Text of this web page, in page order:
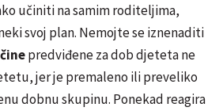
učiniti na samim roditeljima,
svoj plan. Nemojte se iznenaditi
predviđene za dob djeteta ne
jer je premaleno ili preveliko
dobnu skupinu. Ponekad reagira